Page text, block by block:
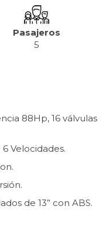
Pasajeros
5
88Hp, 16 válvulas
Velocidades.
de 13” con ABS.